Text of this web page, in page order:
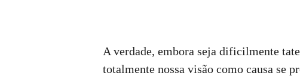
A verdade, embora seja dificilmente
totalmente nossa visão como causa se